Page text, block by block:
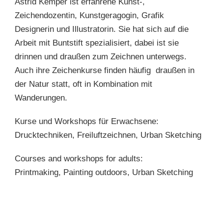
SUCHE
NACH:
Zeichendozentin, Kunstgeragogin, Grafik
Designerin und Illustratorin. Sie hat sich auf die
Arbeit mit Buntstift spezialisiert, dabei ist sie
drinnen und draußen zum Zeichnen unterwegs.
Auch ihre Zeichenkurse finden häufig draußen in
der Natur statt, oft in Kombination mit
Wanderungen.
Kurse und Workshops für Erwachsene:
Drucktechniken, Freiluftzeichnen, Urban Sketching
Courses and workshops for adults:
Printmaking, Painting outdoors, Urban Sketching